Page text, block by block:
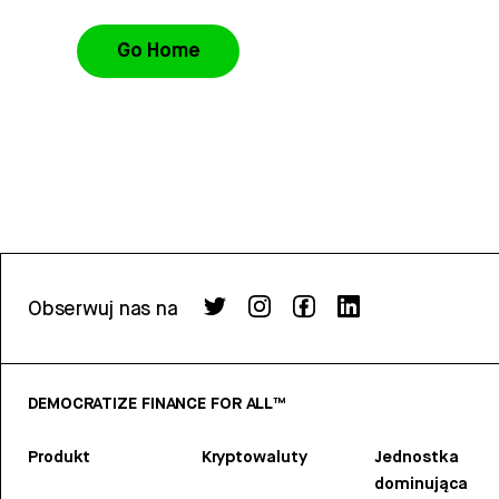
Go Home
Obserwuj nas na
DEMOCRATIZE FINANCE FOR ALL™
Produkt Kryptowaluty
Jednostka
dominująca